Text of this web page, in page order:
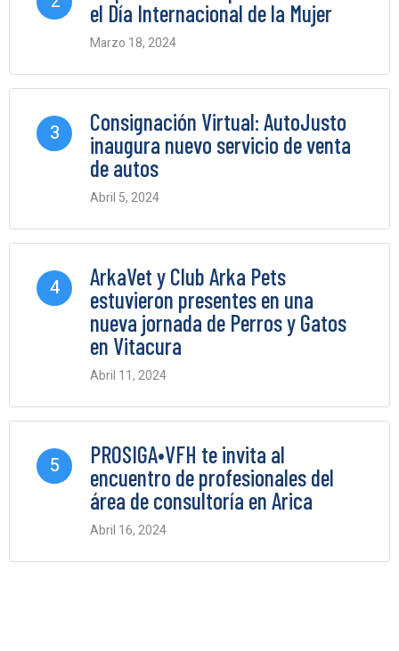
el Día Internacional de la Mujer
Marzo 18, 2024
3
Consignación Virtual: AutoJusto
inaugura nuevo servicio de venta
de autos
Abril 5, 2024
4
ArkaVet y Club Arka Pets
estuvieron presentes en una
nueva jornada de Perros y Gatos
en Vitacura
Abril 11, 2024
5
PROSIGA•VFH te invita al
encuentro de profesionales del
área de consultoría en Arica
Abril 16, 2024